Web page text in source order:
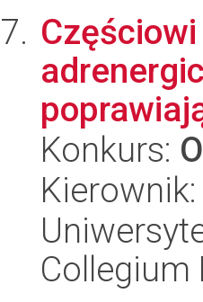
Konkurs:
Collegium